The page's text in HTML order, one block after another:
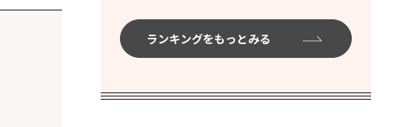
ランキングをもっとみる